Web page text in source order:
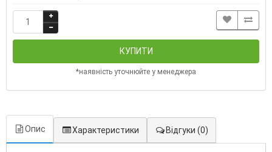
КУПИТИ
*наявність уточнюйте у менеджера
Опис Характеристики Відгуки (0)